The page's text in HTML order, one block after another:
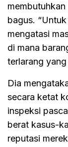
bagus.
mengatasi
di mana
terlarang
Dia
secara ketat
inspeksi
berat kasus-
reputasi